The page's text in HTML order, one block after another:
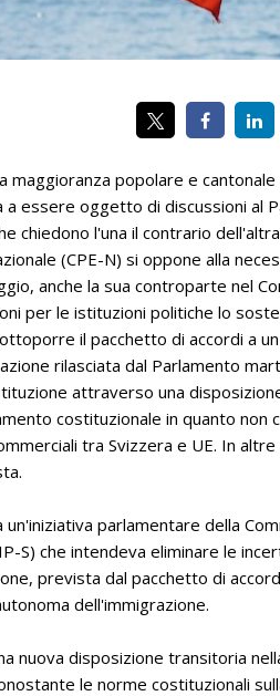
maggioranza popolare e
a essere oggetto di discussioni al
chiedono l'una il contrario
(CPE-N) si oppone alla
anche la sua controparte nel
per le istituzioni politiche lo
il pacchetto di accordi a
rilasciata dal Parlamento
attraverso una
costituzionale in quanto non
tra Svizzera e UE. In
parlamentare della
S) che intendeva eliminare le
prevista dal pacchetto di
dell'immigrazione.
nuova disposizione transitoria
le norme costituzionali